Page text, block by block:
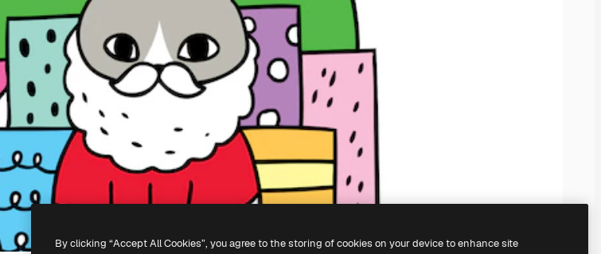
By clicking “Accept All Cookies”, you agree to the storing of cookies on your device to enhance site